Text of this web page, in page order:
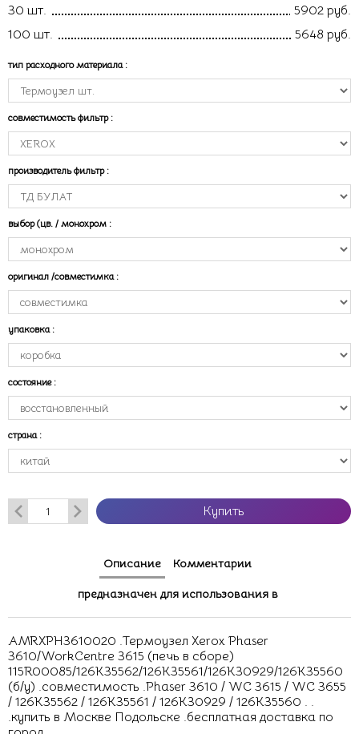
30 шт.
5902 руб.
100 шт.
5648 руб.
тип расходного материала :
совместимость фильтр :
производитель фильтр :
выбор (цв. / монохром :
оригинал /совместимка :
упаковка :
состояние :
страна :
Купить
Описание Комментарии
предназначен для использования в
AMRXPH3610020 .Термоузел Xerox Phaser
3610/WorkCentre 3615 (печь в сборе)
115R00085/126K35562/126K35561/126K30929/126K35560
(б/у) .совместимость .Phaser 3610 / WC 3615 / WC 3655
/ 126K35562 / 126K35561 / 126K30929 / 126K35560 . .
.купить в Москве Подольске .бесплатная доставка по